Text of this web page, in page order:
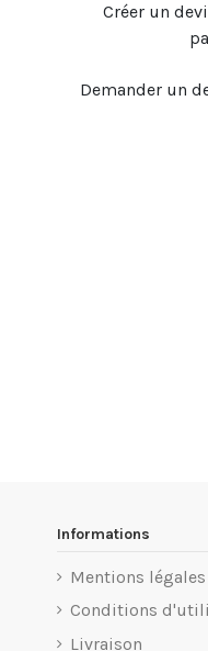
Créer un
Demander un
Informations
Mentions légales
Conditions
Livraison